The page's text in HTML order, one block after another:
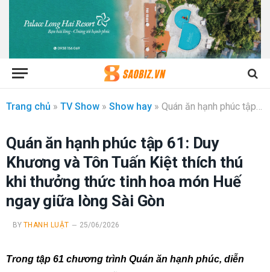
Trang chủ » TV Show » Show hay » Quán ăn hạnh phúc tập 61: Duy Khương và Tôn Tuấn Kiệt thích thú khi thưởng thức tinh hoa món Huế ngay giữa lòng Sài Gòn
Quán ăn hạnh phúc tập 61: Duy
Khương và Tôn Tuấn Kiệt thích thú
khi thưởng thức tinh hoa món Huế
ngay giữa lòng Sài Gòn
BY THANH LUẬT 25/06/2026
Trong tập 61 chương trình Quán ăn hạnh phúc, diễn